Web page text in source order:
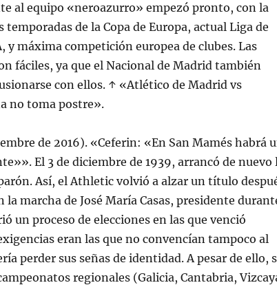
al equipo «neroazurro» empezó pronto, con la
de la Copa de Europa, actual Liga de
y máxima competición europea de clubes. Las
fáciles, ya que el Nacional de Madrid también
con ellos. ↑ «Atlético de Madrid vs
no toma postre».
de 2016). «Ceferin: «En San Mamés habrá
El 3 de diciembre de 1939, arrancó de nuevo
Así, el Athletic volvió a alzar un título
la marcha de José María Casas, presidente
un proceso de elecciones en las que venció
eran las que no convencían tampoco al
perder sus señas de identidad. A pesar de ello,
regionales (Galicia, Cantabria,